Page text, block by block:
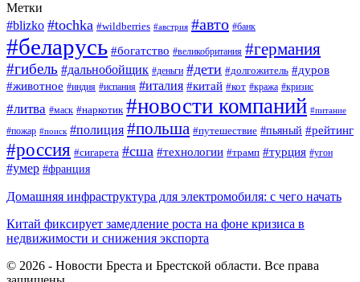
Метки
#blizko #tochka #wildberries #австрия #авто #банк
#беларусь #богатство #великобритания #германия
#гибель #дальнобойщик #деньги #дети #долгожитель #дуров
#животное #индия #испания #италия #китай #кот #кража #кризис
#литва #маск #наркотик #новости компаний #питание
#пожар #поиск #полиция #польша #путешествие #пьяный #рейтинг
#россия #сигарета #сша #технологии #трамп #турция #угон
#умер #франция
Домашняя инфраструктура для электромобиля: с чего начать
Китай фиксирует замедление роста на фоне кризиса в
недвижимости и снижения экспорта
© 2026 - Новости Бреста и Брестской области. Все права